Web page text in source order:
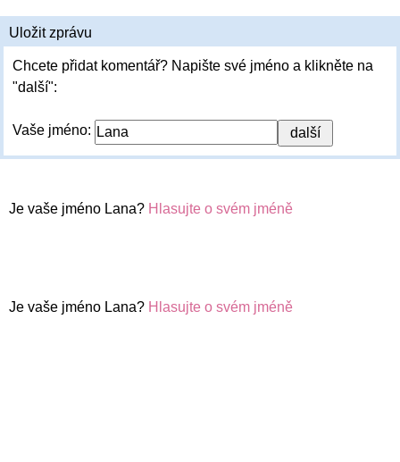
Uložit zprávu
Chcete přidat komentář? Napište své jméno a klikněte na
"další":
Vaše jméno:
Je vaše jméno Lana? Hlasujte o svém jméně
Je vaše jméno Lana? Hlasujte o svém jméně